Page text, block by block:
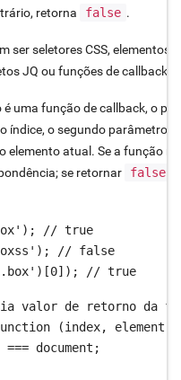
retorna
false .
ser seletores CSS, elementos
JQ ou funções de callback.
uma função de callback, o
índice, o segundo parâmetro é
elemento atual. Se a função
se retornar
false
// true
// false
// true
valor de retorno da
(index, element)
=== document;